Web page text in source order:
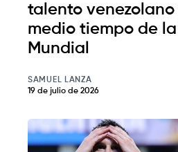
talento
medio tiempo de
Mundial
SAMUEL LANZA
19 de julio de 2026